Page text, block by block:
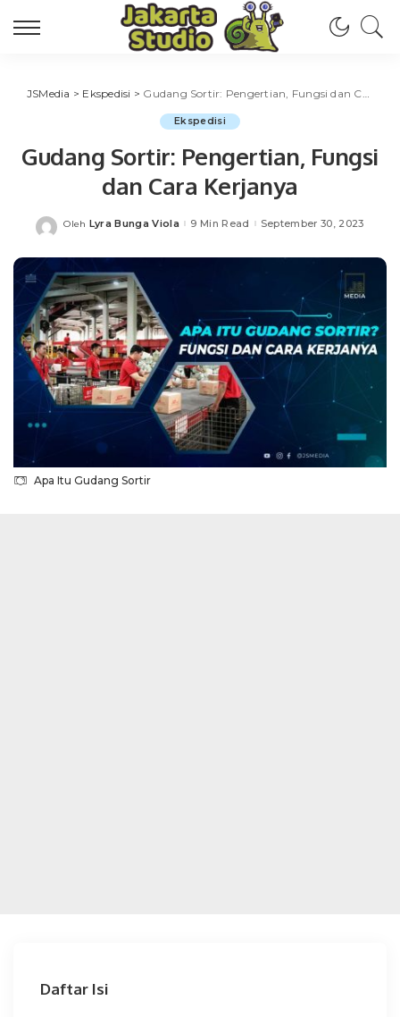
JSMedia > Ekspedisi > Gudang Sortir: Pengertian, Fungsi dan Cara Kerjanya
Ekspedisi
Gudang Sortir: Pengertian, Fungsi
dan Cara Kerjanya
Posted
Oleh Lyra Bunga Viola 9 Min Read September 30, 2023
Apa Itu Gudang Sortir
Daftar Isi